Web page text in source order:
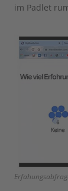
im Padlet